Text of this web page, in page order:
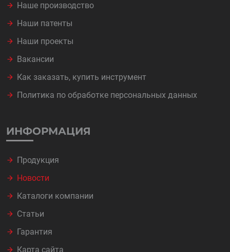
Наше производство
Наши патенты
Наши проекты
Вакансии
Как заказать, купить инструмент
Политика по обработке персональных данных
ИНФОРМАЦИЯ
Продукция
Новости
Каталоги компании
Статьи
Гарантия
Карта сайта